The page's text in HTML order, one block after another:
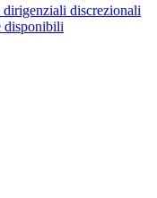
discrezionali
disponibili